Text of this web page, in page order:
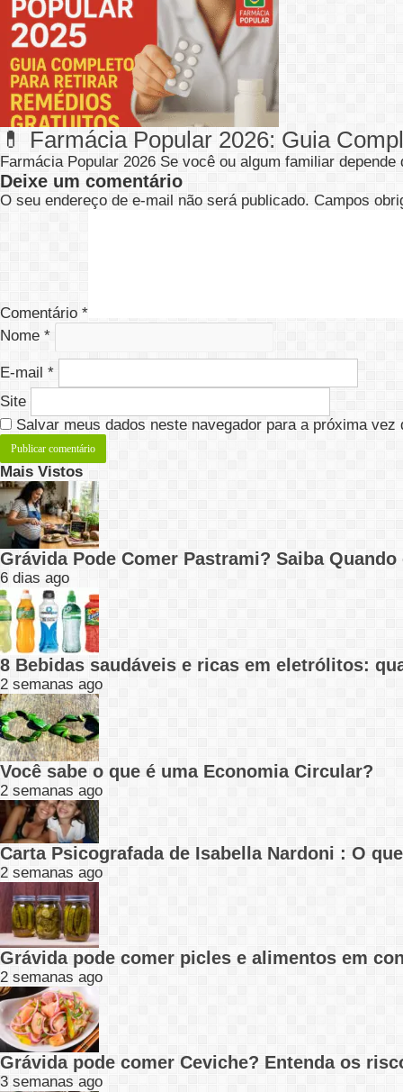
💊 Farmácia Popular 2026: Guia
Farmácia Popular 2026 Se você ou algum familiar
Deixe um comentário
O seu endereço de e-mail não será publicado. Campos
Comentário *
Nome *
E-mail *
Site
Salvar meus dados neste navegador para a próxima vez
Mais Vistos
Grávida Pode Comer Pastrami? Saiba
6 dias ago
8 Bebidas saudáveis e ricas em eletrólitos:
2 semanas ago
Você sabe o que é uma Economia Circular?
2 semanas ago
Carta Psicografada de Isabella Nardoni : O
2 semanas ago
Grávida pode comer picles e alimentos em
2 semanas ago
Grávida pode comer Ceviche? Entenda os
3 semanas ago